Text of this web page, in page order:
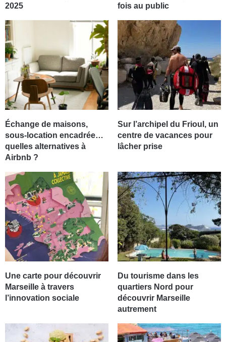
2025
fois au public
Échange de maisons,
sous-location encadrée…
quelles alternatives à
Airbnb ?
Sur l’archipel du Frioul, un
centre de vacances pour
lâcher prise
Une carte pour découvrir
Marseille à travers
l’innovation sociale
Du tourisme dans les
quartiers Nord pour
découvrir Marseille
autrement